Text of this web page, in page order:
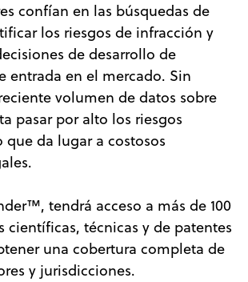
confían en las búsquedas de
los riesgos de infracción y
de desarrollo de
entrada en el mercado. Sin
volumen de datos sobre
pasar por alto los riesgos
que da lugar a costosos
tendrá acceso a más de 100
científicas, técnicas y de patentes
una cobertura completa de
y jurisdicciones.